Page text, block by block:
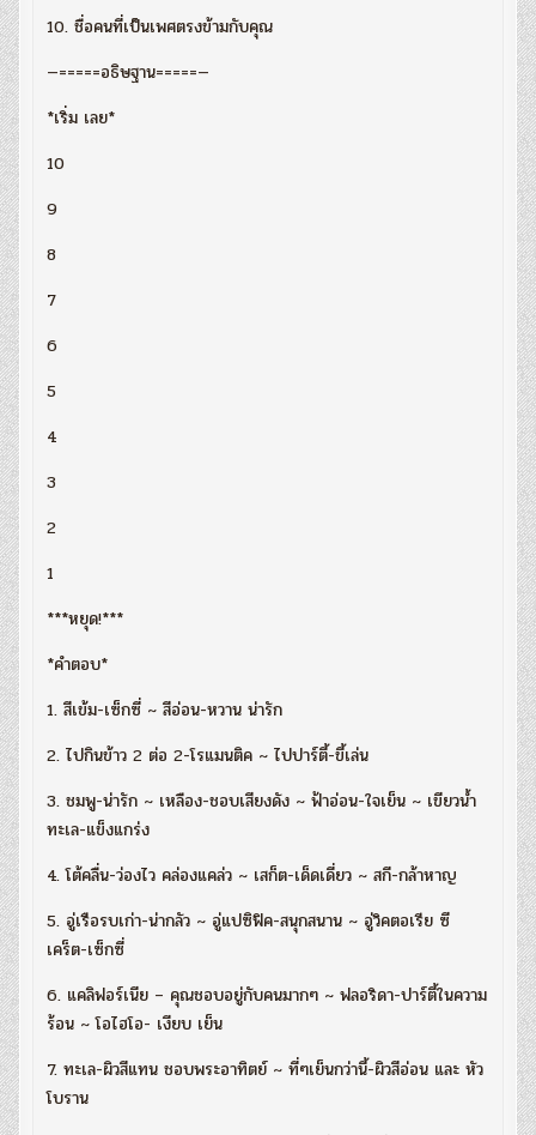
10. ชื่อคนที่เป็นเพศตรงข้ามกับคุณ
—=====อธิษฐาน=====—
*เริ่ม เลย*
10
9
8
7
6
5
4
3
2
1
***หยุด!***
*คำตอบ*
1. สีเข้ม-เซ็กซี่ ~ สีอ่อน-หวาน น่ารัก
2. ไปกินข้าว 2 ต่อ 2-โรแมนติค ~ ไปปาร์ตี้-ขี้เล่น
3. ชมพู-น่ารัก ~ เหลือง-ชอบเสียงดัง ~ ฟ้าอ่อน-ใจเย็น ~ เขียวน้ำ
ทะเล-แข็งแกร่ง
4. โต้คลื่น-ว่องไว คล่องแคล่ว ~ เสก็ต-เด็ดเดี่ยว ~ สกี-กล้าหาญ
5. อู่เรือรบเก่า-น่ากลัว ~ อู่แปซิฟิค-สนุกสนาน ~ อู่วิคตอเรีย ซี
เคร็ต-เซ็กซี่
6. แคลิฟอร์เนีย – คุณชอบอยู่กับคนมากๆ ~ ฟลอริดา-ปาร์ตี้ในความ
ร้อน ~ โอไฮโอ- เงียบ เย็น
7. ทะเล-ผิวสีแทน ชอบพระอาทิตย์ ~ ที่ๆเย็นกว่านี้-ผิวสีอ่อน และ หัว
โบราน